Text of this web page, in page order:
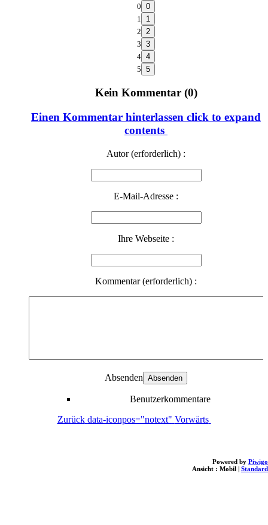
0
1
2
3
4
5
Kein Kommentar (0)
Einen Kommentar hinterlassen click to expand
contents
Autor (erforderlich) :
E-Mail-Adresse :
Ihre Webseite :
Kommentar (erforderlich) :
Absenden
Benutzerkommentare
Zurück data-iconpos="notext" Vorwärts
Powered by Piwigo
Ansicht : Mobil | Standard